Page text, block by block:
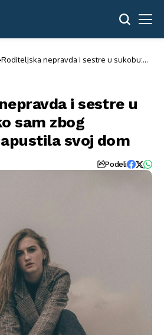
Roditeljska nepravda i sestre u sukobu:
i sestre u
sam zbog
svoj dom
Podeli